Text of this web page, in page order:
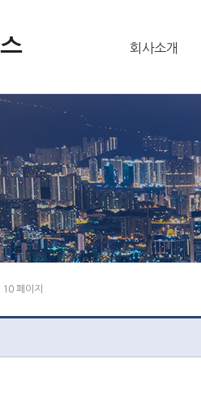
회사소개
10 페이지